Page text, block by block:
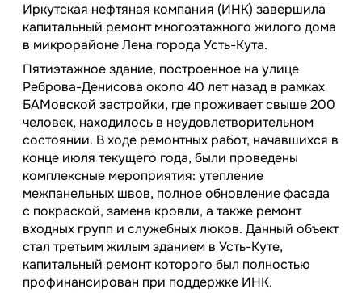
Иркутская нефтяная компания (ИНК) завершила
капитальный ремонт многоэтажного жилого дома
в микрорайоне Лена города Усть-Кута.
Пятиэтажное здание, построенное на улице
Реброва-Денисова около 40 лет назад в рамках
БАМовской застройки, где проживает свыше 200
человек, находилось в неудовлетворительном
состоянии. В ходе ремонтных работ, начавшихся в
конце июля текущего года, были проведены
комплексные мероприятия: утепление
межпанельных швов, полное обновление фасада
с покраской, замена кровли, а также ремонт
входных групп и служебных люков. Данный объект
стал третьим жилым зданием в Усть-Куте,
капитальный ремонт которого был полностью
профинансирован при поддержке ИНК.